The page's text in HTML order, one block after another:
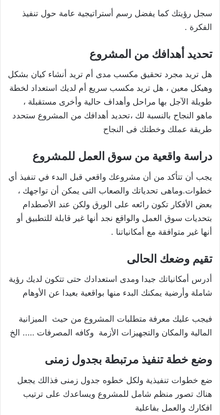
سجل رؤيتك كما يفضل رسم أستراتيجية عامة حول تنفيذ
الفكرة .
تحديد أهدافك من المشروع
هل تريد مجرد تحقيق مكسب مدى أم تريد أنشاء كيان بشكل
وهيكل معين ، هل تريد مكسب سريع أم لديك استعداد لخطة
طويلة الآجل بها مراحل وأهداف حالية وأخرى مستقبلة ،
ماهو النجاح بالنسبة لك ،تحديد أهدافك من المشروع ستحدد
طريقة عملك وخطتك فى النجاح
دراسة واقعية من سوق العمل للمشروع
يجب أن تتأكد من أن مشروعك واقعي قبل البدء في تنفيذ أي
خطوات.وماهى تحدياتك والصعاب التى يمكن أن تواجهك ،
بعض الأفكار تكون رائعه على الورق ولكن عند الأصطدام
بتحديات سوق العمل والواقع نجد أنها غير قابلة للتطبيق أو
أنها غير متوافقة مع أمكانياتنا .
تقيم وضعك الحالى
أدرس أمكانياتك جيدا ومدى استعدادك حتى تتكون لديك رؤية
شاملة وأرضية يمكنك البدء منها بواقعية بعيدا عن الأوهام
فيجب عليك معرفة متطلبات المشروع من حيث الميزانية
المالية والمكان والتجهيزات الأزمة وكافه المصرفات ….. الخ
وضع خطة تنفيذ مرتبطة بجدول زمنى
ضع خطوات تنفيذية ولكل خطوه جدول زمنى فذالك يجعل
هناك تصور منظم شامل للمشروع ويساعدك على ترتيب
افكارك والعمل بفاعلية